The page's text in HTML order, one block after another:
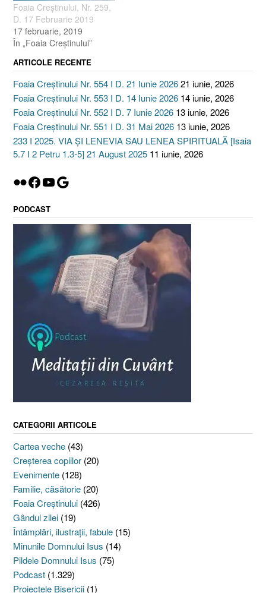
Foaia Creştinului, Nr. 259,
D. 17 Februarie 2019
17 februarie, 2019
În „Foaia Creştinului”
ARTICOLE RECENTE
Foaia Creștinului Nr. 554 I D. 21 Iunie 202621 iunie, 2026
Foaia Creștinului Nr. 553 I D. 14 Iunie 2026 14 iunie, 2026
Foaia Creștinului Nr. 552 I D. 7 Iunie 2026 13 iunie, 2026
Foaia Creștinului Nr. 551 I D. 31 Mai 2026 13 iunie, 2026
233 I 2025. VIA ȘI LENEVIA SAU LENEA SPIRITUALĂ [Isaia
5.7 I 2 Petru 1.3-5] 21 August 2025 11 iunie, 2026
Flickr
Facebook
YouTube
Google
PODCAST
CATEGORII ARTICOLE
Cartea veche (43)
Creşterea copiilor (20)
Evenimente (128)
Familie, căsătorie (20)
Foaia Creştinului (426)
Gândul zilei (19)
Întâmplări, ilustraţii, fabule (15)
Minunile Domnului Isus (14)
Pildele Domnului Isus (75)
Podcast (1.329)
Proiectele Bisericii (1)